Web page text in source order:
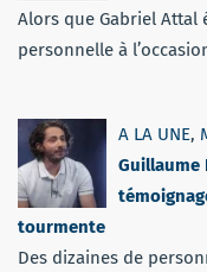
Alors que Gabriel Attal
personnelle à
A LA UNE,
Guillaume
tourmente
Des dizaines de